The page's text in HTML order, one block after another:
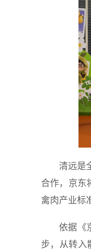
清远是
合作，京东
禽肉产业标
依据《
步，从转入